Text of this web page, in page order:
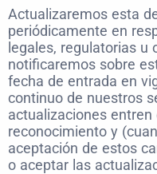
Actualizaremos esta
periódicamente en
legales, regulatorias u
notificaremos sobre
fecha de entrada en
continuo de nuestros
actualizaciones
reconocimiento y
aceptación de estos
o aceptar las